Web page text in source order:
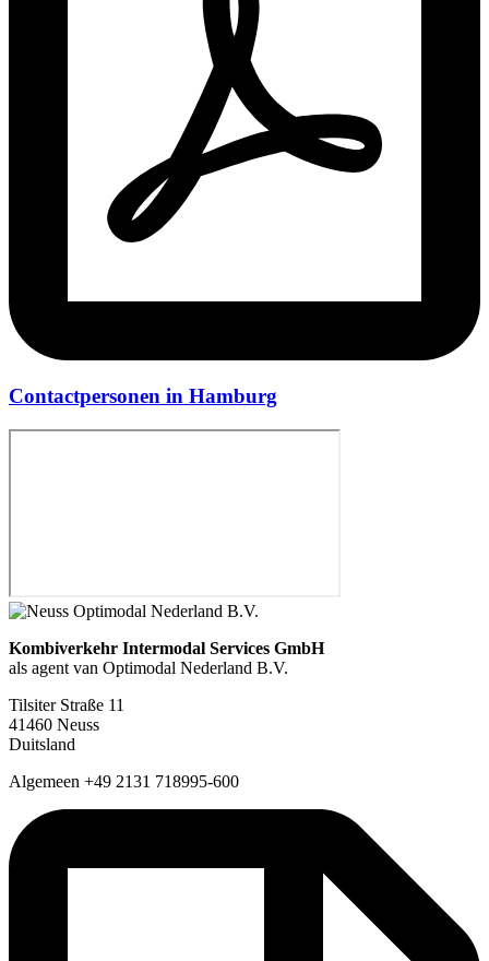
Contactpersonen in Hamburg
Kombiverkehr Intermodal Services GmbH
als agent van Optimodal Nederland B.V.
Tilsiter Straße 11
41460 Neuss
Duitsland
Algemeen +49 2131 718995-600